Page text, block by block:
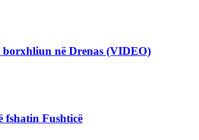
borxhliun në Drenas (VIDEO)
fshatin Fushticë